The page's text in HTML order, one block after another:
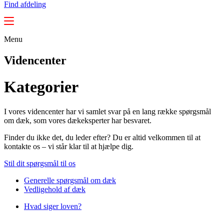
Find afdeling
Menu
Videncenter
Kategorier
I vores videncenter har vi samlet svar på en lang række spørgsmål
om dæk, som vores dækeksperter har besvaret.
Finder du ikke det, du leder efter? Du er altid velkommen til at
kontakte os – vi står klar til at hjælpe dig.
Stil dit spørgsmål til os
Generelle spørgsmål om dæk
Vedligehold af dæk
Hvad siger loven?